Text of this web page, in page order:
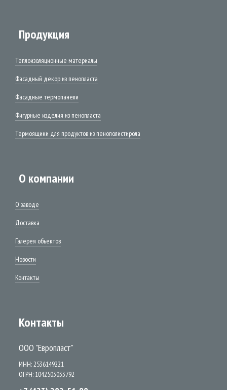
Продукция
Теплоизоляционные материалы
Фасадный декор из пенопласта
Фасадные термопанели
Фигурные изделия из пенопласта
Термоящики для продуктов из пенополистирола
О компании
О заводе
Доставка
Галерея объектов
Новости
Контакты
Контакты
ООО "Европласт"
ИНН: 2536149221
ОГРН: 1042503033792